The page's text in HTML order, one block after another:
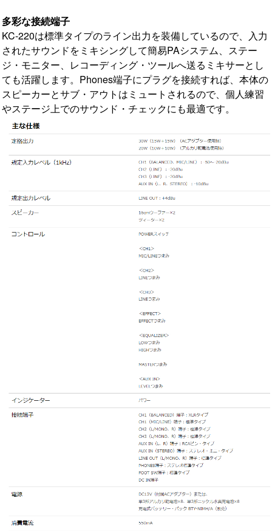
多彩な接続端子
KC-220は標準タイプのライン出力を装備しているので、入力
されたサウンドをミキシングして簡易PAシステム、ステー
ジ・モニター、レコーディング・ツールへ送るミキサーとし
ても活躍します。Phones端子にプラグを接続すれば、本体の
スピーカーとサブ・アウトはミュートされるので、個人練習
やステージ上でのサウンド・チェックにも最適です。